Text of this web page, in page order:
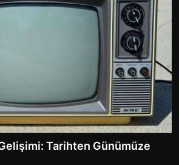
Tarihten Günümüze